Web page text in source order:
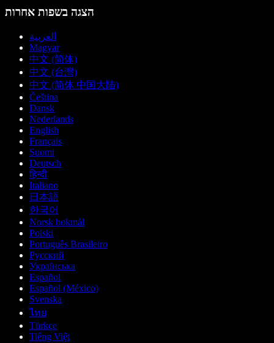
הצגה בשפות אחרות
العربية
Magyar
中文 (简体)
中文 (台灣)
中文 (简体 中国大陆)
Čeština
Dansk
Nederlands
English
Français
Suomi
Deutsch
हिन्दी
Italiano
日本語
한국어
Norsk bokmål
Polski
Português Brasileiro
Русский
Українська
Español
Español (México)
Svenska
ไทย
Türkçe
Tiếng Việt